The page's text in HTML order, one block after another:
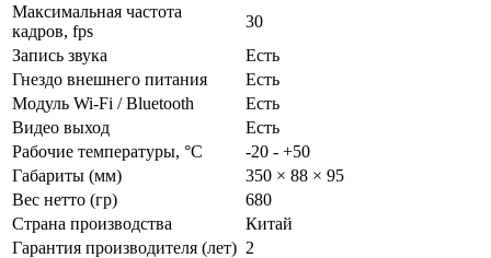
Максимальная частота
кадров, fps
30
Запись звука
Есть
Гнездо внешнего питания
Есть
Модуль Wi-Fi / Bluetooth
Есть
Видео выход
Есть
Рабочие температуры, °С
-20 - +50
Габариты (мм)
350 × 88 × 95
Вес нетто (гр)
680
Страна производства
Китай
Гарантия производителя (лет) 2